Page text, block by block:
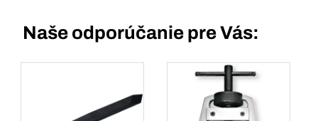
Naše odporúčanie pre Vás: